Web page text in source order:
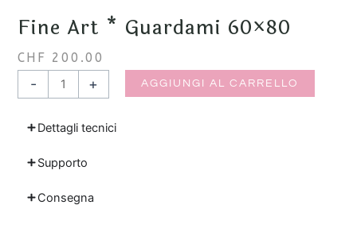
Fine Art * Guardami 60×80
CHF 200.00
-
Art
Guardami
60x80
quantità
+ AGGIUNGI AL CARRELLO
Dettagli tecnici
Supporto
Consegna